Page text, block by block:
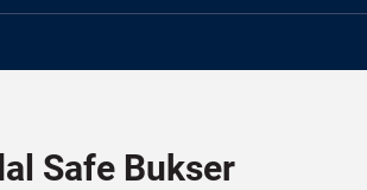
Safe Bukser